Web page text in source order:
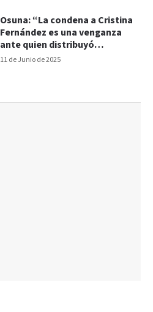
11 de Junio de 2025
Osuna: “La condena a Cristina
Fernández es una venganza
ante quien distribuyó
derechos”